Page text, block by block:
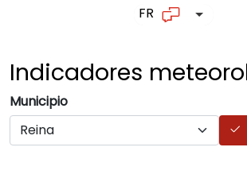
FR List
Indicadores
Municipio